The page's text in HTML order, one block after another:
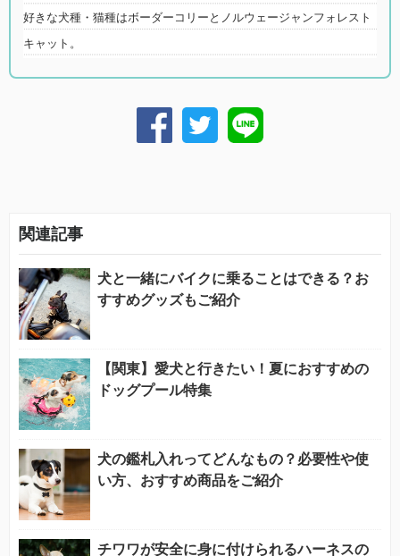
好きな犬種・猫種はボーダーコリーとノルウェージャンフォレスト
キャット。
関連記事
犬と一緒にバイクに乗ることはできる？お
すすめグッズもご紹介
【関東】愛犬と行きたい！夏におすすめの
ドッグプール特集
犬の鑑札入れってどんなもの？必要性や使
い方、おすすめ商品をご紹介
チワワが安全に身に付けられるハーネスの